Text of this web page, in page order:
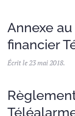
Annexe
financier
Écrit le23 mai 2018.